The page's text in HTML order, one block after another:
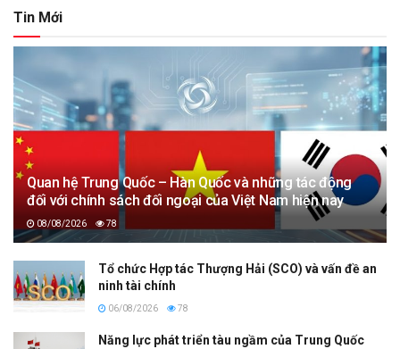
Tin Mới
Quan hệ Trung Quốc – Hàn Quốc và những tác động
đối với chính sách đối ngoại của Việt Nam hiện nay
08/08/2026 78
Tổ chức Hợp tác Thượng Hải (SCO) và vấn đề an
ninh tài chính
06/08/2026 78
Năng lực phát triển tàu ngầm của Trung Quốc